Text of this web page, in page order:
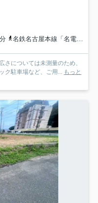
名鉄名古屋本線「名電山中」駅 徒歩293分
については未測量のため、
ク駐車場など、ご用... もっと